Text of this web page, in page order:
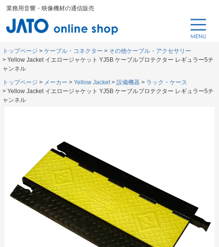
業務用音響・映像機材の通信販売
トップページ ケーブル・コネクター
その他ケーブル・アクセサリー
Yellow Jacket イエロージャケット YJ5B ケーブルプロテクター レギュラー5チ
ャンネル
トップページ
メーカー Yellow Jacket 設備機器
ラック・ケース
Yellow Jacket イエロージャケット YJ5B ケーブルプロテクター レギュラー5チ
ャンネル